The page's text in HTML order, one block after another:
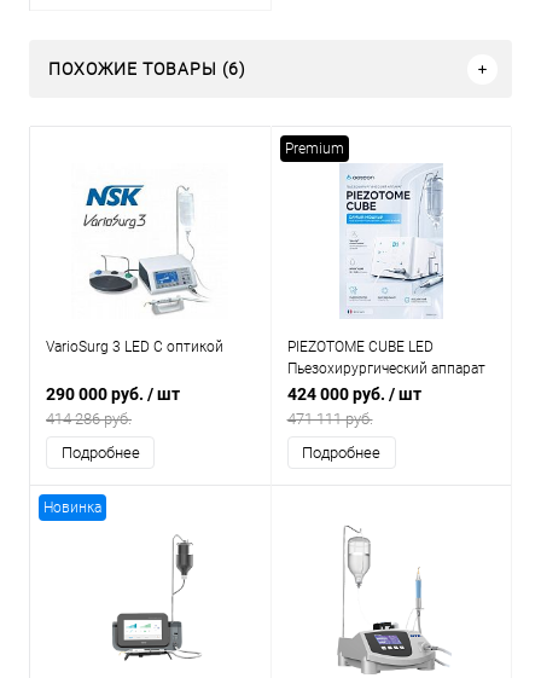
ПОХОЖИЕ ТОВАРЫ (6)
VarioSurg 3 LED С оптикой
290 000 руб. / шт
414 286 руб.
Подробнее
Premium
PIEZOTOME CUBE LED
Пьезохирургический аппарат
с технологией управления
мощностью
424 000 руб. / шт
471 111 руб.
Подробнее
Новинка